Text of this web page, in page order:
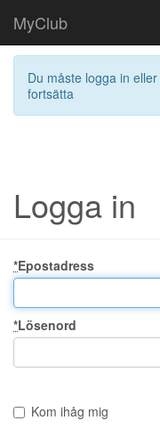
MyClub
Du måste logga in
fortsätta
Logga in
*Epostadress
*Lösenord
Kom ihåg mig